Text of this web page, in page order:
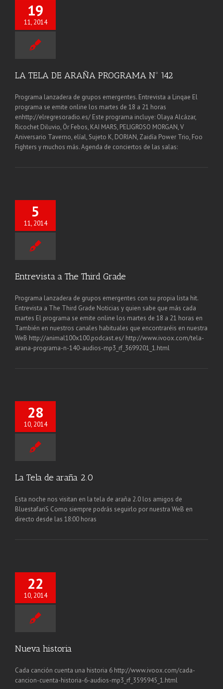
19
11, 2014
LA TELA DE ARAÑA PROGRAMA Nº 142
Programa lanzadera de grupos emergentes. Entrevista a Linqae El
programa se emite online los martes de 18 a 21 horas
enhttp://elregresoradio.es/ Este programa incluye: Olaya Alcázar,
Ricochet Diluvio, Ör Febos, KAI MARS, PELIGROSO MORGAN, V
Aniversario Taverno, elíal, Sujeto K, DORIAN, Zaidía Power Trio, Foo
Fighters y muchos más. Agenda de conciertos de las salas:
5
11, 2014
Entrevista a The Third Grade
Programa lanzadera de grupos emergentes con su propia lista hit.
Entrevista a The Third Grade Noticias y quien sabe que más cada
martes El programa se emite online los martes de 18 a 21 horas en
También en nuestros canales habituales que encontraréis en nuestra
WeB http://animal100x100.podcast.es/ http://www.ivoox.com/tela-
arana-programa-n-140-audios-mp3_rf_3699201_1.html
28
10, 2014
La Tela de araña 2.0
Esta noche nos visitan en la tela de araña 2.0 los amigos de
BluestafariS Como siempre podrás seguirlo por nuestra WeB en
directo desde las 18:00 horas
22
10, 2014
Nueva historia
Cada canción cuenta una historia 6 http://www.ivoox.com/cada-
cancion-cuenta-historia-6-audios-mp3_rf_3595945_1.html